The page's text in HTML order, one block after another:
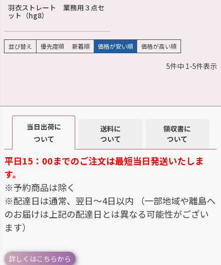
羽衣ストレート 業務用３点セ
ット（hg8）
並び替え 優先度順 新着順 価格が安い順 価格が高い順
5件中 1-5件表示
当日出荷に
ついて
送料に
ついて
領収書に
ついて
平日15：00までのご注文は最短当日発送いたしま
す。
※予約商品は除く
※配達日は通常、翌日～4日以内 （一部地域や離島へ
のお届けは上記の配達日とは異なる可能性がござい
ます）
詳しくはこちらから